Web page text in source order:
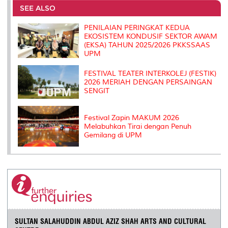
o
o
k
r
I
n
k
e
s
s
SEE ALSO
PENILAIAN PERINGKAT KEDUA
EKOSISTEM KONDUSIF SEKTOR AWAM
(EKSA) TAHUN 2025/2026 PKKSSAAS
UPM
FESTIVAL TEATER INTERKOLEJ (FESTIK)
2026 MERIAH DENGAN PERSAINGAN
SENGIT
Festival Zapin MAKUM 2026
Melabuhkan Tirai dengan Penuh
Gemilang di UPM
SULTAN SALAHUDDIN ABDUL AZIZ SHAH ARTS AND CULTURAL